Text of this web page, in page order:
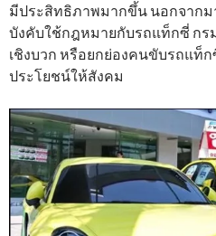
มีประสิทธิภาพมากขึ้น นอกจากม
บังคับใช้กฎหมายกับรถแท็กซี่ กร
เชิงบวก หรือยกย่องคนขับรถแท็
ประโยชน์ให้สังคม